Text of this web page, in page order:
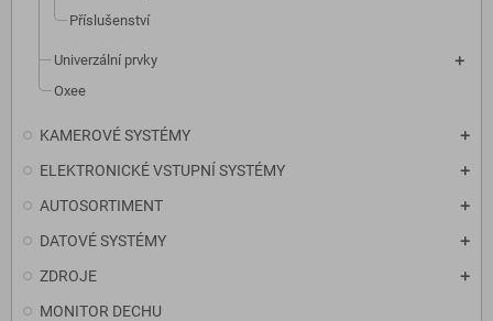
Příslušenství
Univerzální prvky
Oxee
KAMEROVÉ SYSTÉMY
ELEKTRONICKÉ VSTUPNÍ SYSTÉMY
AUTOSORTIMENT
DATOVÉ SYSTÉMY
ZDROJE
MONITOR DECHU